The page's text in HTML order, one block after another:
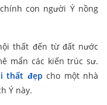
con người Ý nồng
thất đến từ đất nước
mẩn các kiến trúc sư.
thất đẹp cho một nhà
Ý này.